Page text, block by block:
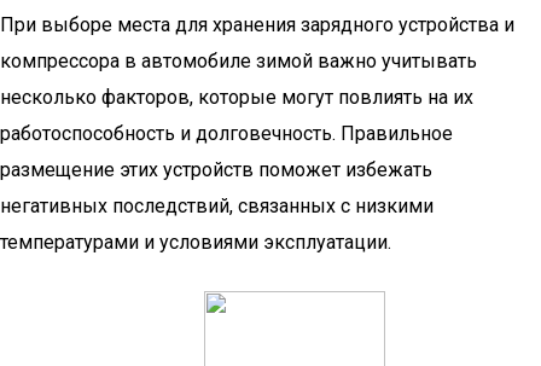
При выборе места для хранения зарядного устройства и
компрессора в автомобиле зимой важно учитывать
несколько факторов, которые могут повлиять на их
работоспособность и долговечность. Правильное
размещение этих устройств поможет избежать
негативных последствий, связанных с низкими
температурами и условиями эксплуатации.